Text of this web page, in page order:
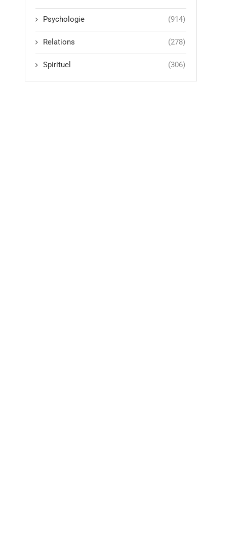
Psychologie (914)
Relations (278)
Spirituel (306)